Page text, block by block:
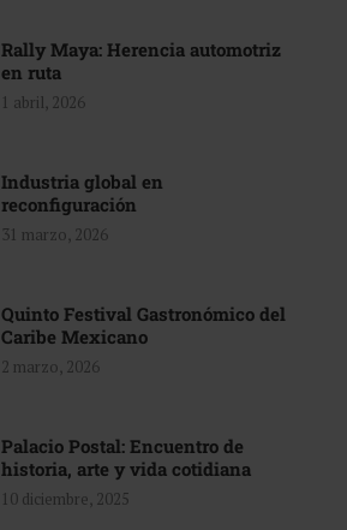
Rally Maya: Herencia automotriz
en ruta
1 abril, 2026
Industria global en
reconfiguración
31 marzo, 2026
Quinto Festival Gastronómico del
Caribe Mexicano
2 marzo, 2026
Palacio Postal: Encuentro de
historia, arte y vida cotidiana
10 diciembre, 2025